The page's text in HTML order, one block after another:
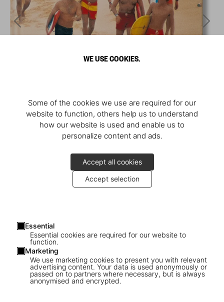
WE USE COOKIES.
Some of the cookies we use are required for our
website to function, others help us to understand
how our website is used and enable us to
personalize content and ads.
Accept all cookies
Accept selection
Essential
Essential cookies are required for our website to
function.
Marketing
We use marketing cookies to present you with relevant
advertising content. Your data is used anonymously or
passed on to partners where necessary, but is always
anonymised and encrypted.
1/10